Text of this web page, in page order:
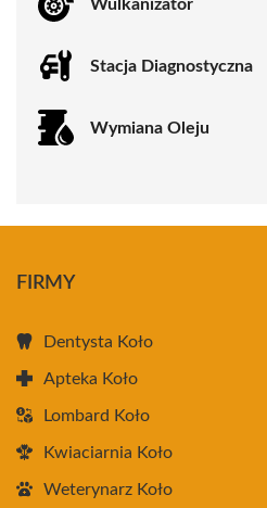
Wulkanizator
Stacja Diagnostyczna
Wymiana Oleju
FIRMY
Dentysta Koło
Apteka Koło
Lombard Koło
Kwiaciarnia Koło
Weterynarz Koło